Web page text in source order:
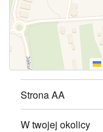
Strona AA
W twojej okolicy